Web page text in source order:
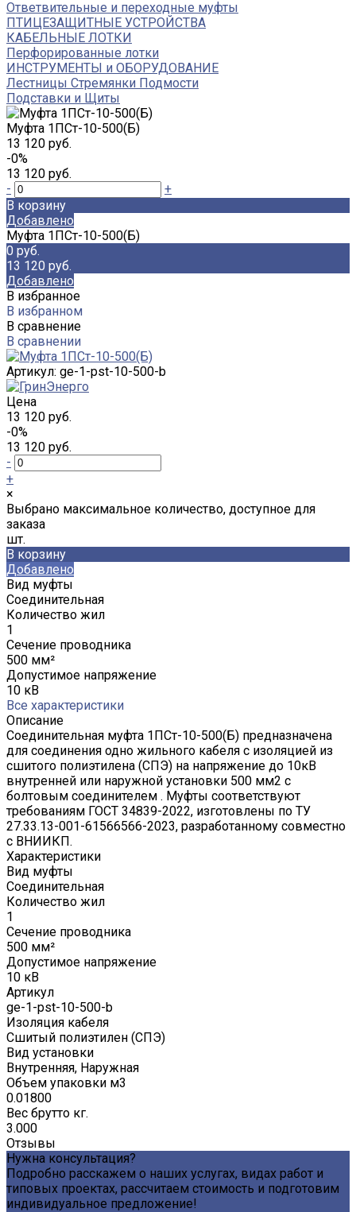
Ответвительные и переходные муфты
ПТИЦЕЗАЩИТНЫЕ УСТРОЙСТВА
КАБЕЛЬНЫЕ ЛОТКИ
Перфорированные лотки
ИНСТРУМЕНТЫ и ОБОРУДОВАНИЕ
Лестницы Стремянки Подмости
Подставки и Щиты
Муфта 1ПСт-10-500(Б)
13 120 руб.
-0%
13 120 руб.
-
+
В корзину
Добавлено
Муфта 1ПСт-10-500(Б)
0 руб.
13 120 руб.
Добавлено
В избранное
В избранном
В сравнение
В сравнении
Артикул: ge-1-pst-10-500-b
Цена
13 120 руб.
-0%
13 120 руб.
-
+
×
Выбрано максимальное количество, доступное для
заказа
шт.
В корзину
Добавлено
Вид муфты
Соединительная
Количество жил
1
Сечение проводника
500 мм²
Допустимое напряжение
10 кВ
Все характеристики
Описание
Соединительная муфта 1ПСт-10-500(Б) предназначена
для соединения одно жильного кабеля с изоляцией из
сшитого полиэтилена (СПЭ) на напряжение до 10кВ
внутренней или наружной установки 500 мм2 с
болтовым соединителем . Муфты соответствуют
требованиям ГОСТ 34839-2022, изготовлены по ТУ
27.33.13-001-61566566-2023, разработанному совместно
с ВНИИКП.
Характеристики
Вид муфты
Соединительная
Количество жил
1
Сечение проводника
500 мм²
Допустимое напряжение
10 кВ
Артикул
ge-1-pst-10-500-b
Изоляция кабеля
Сшитый полиэтилен (СПЭ)
Вид установки
Внутренняя, Наружная
Объем упаковки м3
0.01800
Вес брутто кг.
3.000
Отзывы
Нужна консультация?
Подробно расскажем о наших услугах, видах работ и
типовых проектах, рассчитаем стоимость и подготовим
индивидуальное предложение!